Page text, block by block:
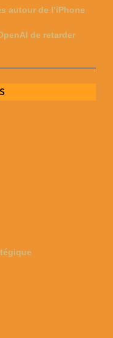
autour de l’iPhone
de retarder